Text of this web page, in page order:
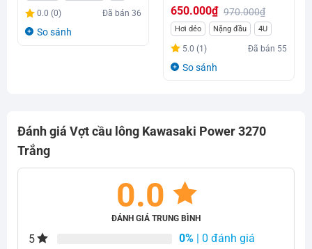
gốc
là:
hiện
tại
0.0 (0) Đã bán36
So sánh
970.000₫
Giá
gốc
là:
650.000₫
Giá
hiện
tại
Hơi dẻo Nặng đầu 4U
5.0 (1) Đã bán 55
So sánh
Đánh giá Vợt cầu lông Kawasaki Power 3270
Trắng
0.0
ĐÁNH GIÁ TRUNG BÌNH
5 0% | 0 đánh giá